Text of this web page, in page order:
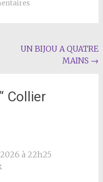
UN BIJOU A QUATRE
MAINS →
Collier
à 22h25